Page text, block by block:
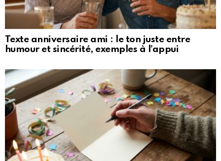
Texte anniversaire ami : le ton juste entre
humour et sincérité, exemples à l’appui